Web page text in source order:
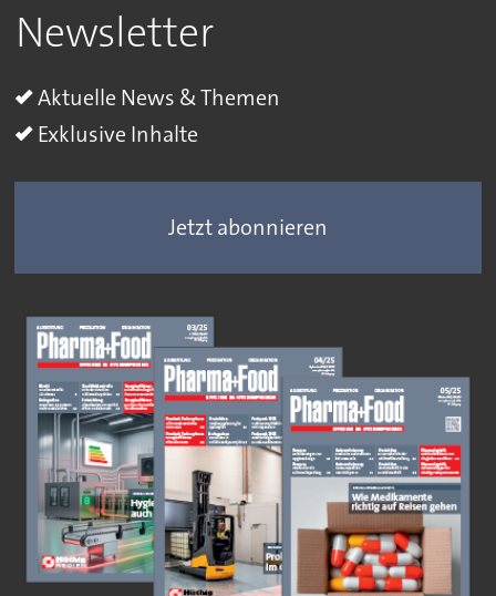
Newsletter
Aktuelle News & Themen
Exklusive Inhalte
Jetzt abonnieren